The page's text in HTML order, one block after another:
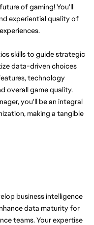
of gaming! You'll
experiential quality of
skills to guide strategic
data-driven choices
technology
overall game quality.
you'll be an integral
making a tangible
business intelligence
data maturity for
teams. Your expertise